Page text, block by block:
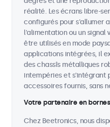
réalité. Les écrans libre-
configurés pour s'allumer
l'alimentation ou un signal
être utilisés en mode
applications intégrées, il
des chassîs métalliques
intempéries et s'intégrant
accessoires fournis, sans
Votre partenaire en
Chez Beetronics, nous